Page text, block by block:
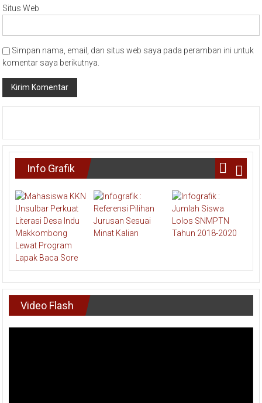
Situs Web
Simpan nama, email, dan situs web saya pada peramban ini untuk
komentar saya berikutnya.
Info Grafik
Video Flash